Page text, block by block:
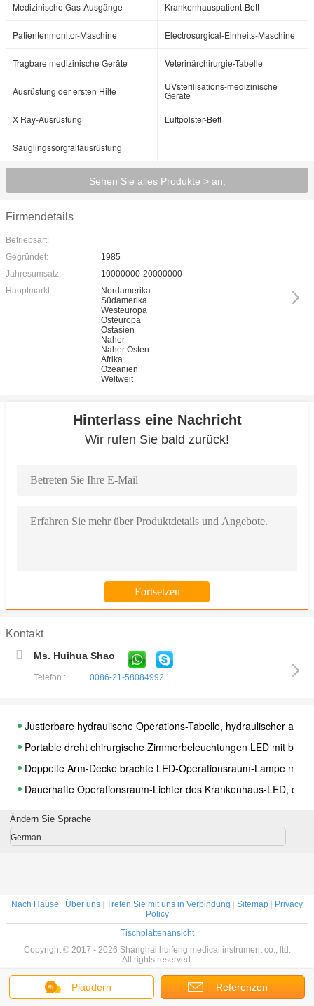
Medizinische Gas-Ausgänge Krankenhauspatient-Bett
Patientenmonitor-Maschine Electrosurgical-Einheits-Maschine
Tragbare medizinische Geräte Veterinärchirurgie-Tabelle
Ausrüstung der ersten Hilfe UVsterilisations-medizinische
Geräte
X Ray-Ausrüstung
Luftpolster-Bett
Säuglingssorgfaltausrüstung
Sehen Sie alles Produkte > an;
Firmendetails
Betriebsart:
Gegründet:
1985
Jahresumsatz:
10000000-20000000
Hauptmarkt:
Nordamerika
Südamerika
Westeuropa
Osteuropa
Ostasien
Naher
Naher Osten
Afrika
Ozeanien
Weltweit
Hinterlass eine Nachricht
Wir rufen Sie bald zurück!
Kontakt
Ms. Huihua Shao
Telefon : 0086-21-58084992
Justierbare hydraulische Operations-Tabelle, hydraulischer
Portable dreht chirurgische Zimmerbeleuchtungen LED mit
Doppelte Arm-Decke brachte LED-Operationsraum-Lampe mit
Dauerhafte Operationsraum-Lichter des Krankenhaus-LED,
Tragbare LED-Operationsraum-Lichter mit mobilen Rädern für
Beweglicher Wechselstrom-/DC-erster Hilfe chirurgische
Shadowless chirurgisches Licht OT LED mit 111 PCS-Birnen/
360 Grad chirurgische Lichter LED mit sechseckiger Linse für
Tragbares ärztliche Untersuchungs-Licht an der Wand
Tragbare chirurgische Lichter der Klinik-LED, breiten
Plaudern Referenzen
Ändern Sie Sprache
German
Nach Hause | Über uns | Treten Sie mit uns in Verbindung | Sitemap | Privacy
Policy
Tischplattenansicht
Copyright © 2017 - 2026 Shanghai huifeng medical instrument co., ltd.
All rights reserved.